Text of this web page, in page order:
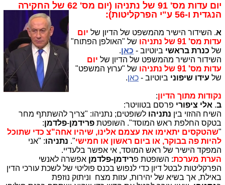
יום עדות מס' 91 של נתניהו (יום מס' 62 של החקירה
הנגדית ו-56 ע"י הפרקליטות):
א. השידור הישיר מהמשפט של הדיון של יום
עדות מס' 91 של נתניהו
של "האולפן הפתוח"
של כנרת בראשי ביוטיוב - כאן.
השידור הישיר מהמשפט של הדיון של יום
עדות מס' 91 של נתניהו
של "ערוץ המשפט"
של עידו שיפוני ביוטיוב - כאן.
נקודות מתוך הדיון:
ב. אלי ציפורי פרסם בטוויטר:
השיח ההזוי בין נתניהו לשופטים; נתניהו: "צריך להשתתף מחר
בטקס החלפת ראש המוסד". השופטת פרידמן-פלדמן:
"שהטקסים יתאימו את עצמם אלינו, שיהיו אחה"צ כדי שתוכל
להיות פה בבוקר, או ביום ראשון או חמישי". נתניהו: "אני
המפקד הישיר של ראש המוסד, אי אפשר בלעדיי.
הערת מערכת: השופטת פרידמן-פלדמן אפשרה לאנשי
הפרקליטות לבטל דיון כדי לנפוש בכנס פוליטי של לשכת עורכי הדין
באילת, אך בשיא של יהירות, עזות מצח וניתוק נוזפת